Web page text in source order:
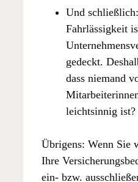
Und
Fahrlässigkeit
gedeckt.
dass niemand
leichtsinnig ist?
Übrigens: Wenn Sie
Ihre
ein- bzw.